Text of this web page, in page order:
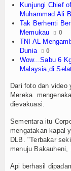
Politik
Seni & Budaya
Sorot
Tokoh
Wisata
TV
Channel
Kunjungi Chief
Muhammad Ali
Tak Berhenti
Memukau
0
TNI AL
Dunia
0
Wow...Sabu 6
Malaysia,di
Dari foto dan video
Mereka
dievakuasi.
Sementara itu
mengatakan kapal
DLB. "Terbakar
menuju
Api berhasil